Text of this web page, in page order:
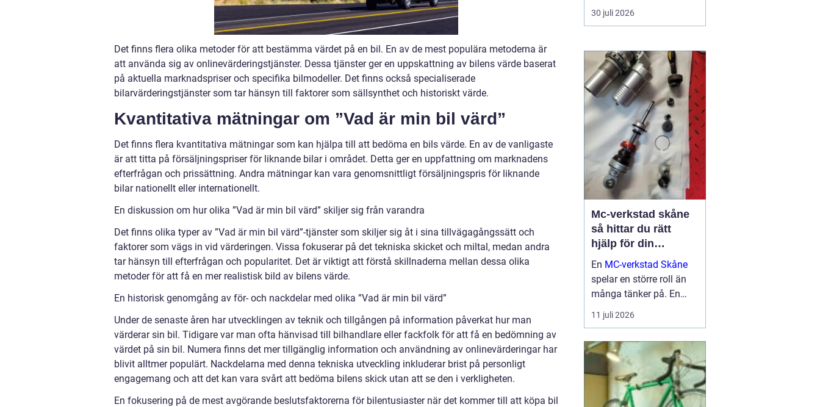
Det finns flera olika metoder för att bestämma värdet på en bil. En av de mest populära metoderna är
att använda sig av onlinevärderingstjänster. Dessa tjänster ger en uppskattning av bilens värde baserat
på aktuella marknadspriser och specifika bilmodeller. Det finns också specialiserade
bilarvärderingstjänster som tar hänsyn till faktorer som sällsynthet och historiskt värde.
Kvantitativa mätningar om ”Vad är min bil värd”
Det finns flera kvantitativa mätningar som kan hjälpa till att bedöma en bils värde. En av de vanligaste
är att titta på försäljningspriser för liknande bilar i området. Detta ger en uppfattning om marknadens
efterfrågan och prissättning. Andra mätningar kan vara genomsnittligt försäljningspris för liknande
bilar nationellt eller internationellt.
En diskussion om hur olika ”Vad är min bil värd” skiljer sig från varandra
Det finns olika typer av ”Vad är min bil värd”-tjänster som skiljer sig åt i sina tillvägagångssätt och
faktorer som vägs in vid värderingen. Vissa fokuserar på det tekniska skicket och miltal, medan andra
tar hänsyn till efterfrågan och popularitet. Det är viktigt att förstå skillnaderna mellan dessa olika
metoder för att få en mer realistisk bild av bilens värde.
En historisk genomgång av för- och nackdelar med olika ”Vad är min bil värd”
Under de senaste åren har utvecklingen av teknik och tillgången på information påverkat hur man
värderar sin bil. Tidigare var man ofta hänvisad till bilhandlare eller fackfolk för att få en bedömning av
värdet på sin bil. Numera finns det mer tillgänglig information och användning av onlinevärderingar har
blivit alltmer populärt. Nackdelarna med denna tekniska utveckling inkluderar brist på personligt
engagemang och att det kan vara svårt att bedöma bilens skick utan att se den i verkligheten.
En fokusering på de mest avgörande beslutsfaktorerna för bilentusiaster när det kommer till att köpa bil
är behovet enkelt: snabb,
trygg och lugn hjälp på
de omgivande delarna
av Jämtland och södra
Lappland spelar
bärgningsfirmorna en
avgörande roll för att ...
30 juli 2026
Mc-verkstad skåne
så hittar du rätt
hjälp för din
motorcykel
En MC-verkstad Skåne
spelar en större roll än
många tänker på. En
välskött hoj är inte bara
en fråga om körglädje,
ekonomi och livslängd
på din motorcykel. För
den som kör mycket...
11 juli 2026